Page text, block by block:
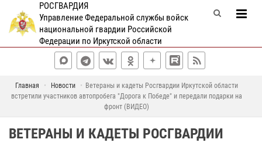
РОСГВАРДИЯ
Управление Федеральной службы войск
национальной гвардии Российской
Федерации по Иркутской области
Главная Новости
Ветераны и кадеты Росгвардии Иркутской области
встретили участников автопробега "Дорога к Победе" и передали подарки на
фронт (ВИДЕО)
ВЕТЕРАНЫ И КАДЕТЫ РОСГВАРДИИ